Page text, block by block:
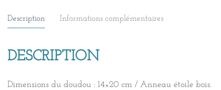
Description Informations complémentaires
DESCRIPTION
Dimensions du doudou : 14×20 cm / Anneau étoile bois.